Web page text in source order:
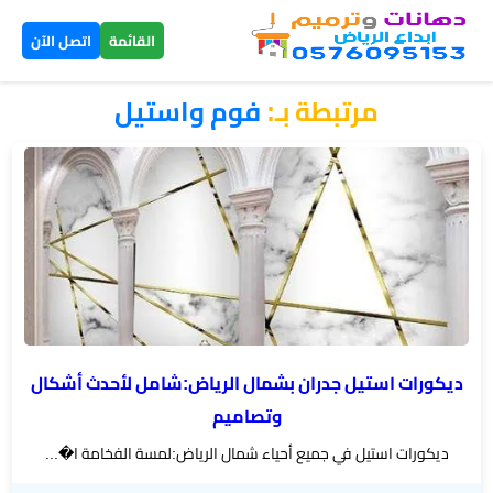
القائمة اتصل الآن ×
دهانات
داخلية
خارجية
الرياض
بديل
مرتبطة بـ:فوم واستيل
ديكورات استيل جدران بشمال الرياض:شامل لأحدث أشكال
وتصاميم
ديكورات استيل في جميع أحياء شمال الرياض:لمسة الفخامة ا�...